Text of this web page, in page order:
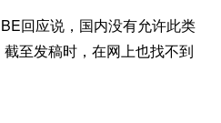
回应说，国内没有允许此类
至发稿时，在网上也找不到